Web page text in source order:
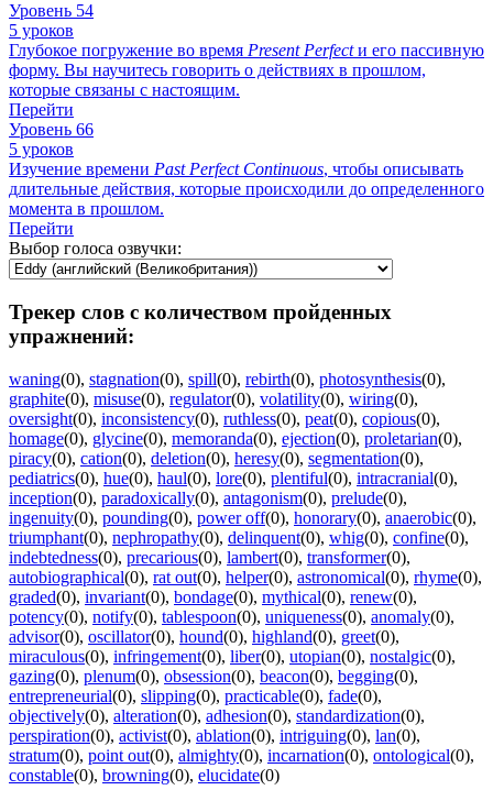
Уровень 54
5 уроков
Глубокое погружение во время Present Perfectи его пассивную
форму. Вы научитесь говорить о действиях в прошлом,
которые связаны с настоящим.
Перейти
Уровень 66
5 уроков
Изучение времени Past Perfect Continuous, чтобы описывать
длительные действия, которые происходили до определенного
момента в прошлом.
Перейти
Выбор голоса озвучки:
Трекер слов с количеством пройденных
упражнений:
waning(0), stagnation(0), spill(0), rebirth(0), photosynthesis(0),
graphite(0), misuse(0), regulator(0), volatility(0), wiring(0),
oversight(0), inconsistency(0), ruthless(0), peat(0), copious(0),
homage(0), glycine(0), memoranda(0), ejection(0), proletarian(0),
piracy(0), cation(0), deletion(0), heresy(0), segmentation(0),
pediatrics(0), hue(0), haul(0), lore(0), plentiful(0), intracranial(0),
inception(0), paradoxically(0), antagonism(0), prelude(0),
ingenuity(0), pounding(0), power off(0), honorary(0), anaerobic(0),
triumphant(0), nephropathy(0), delinquent(0), whig(0), confine(0),
indebtedness(0), precarious(0), lambert(0), transformer(0),
autobiographical(0), rat out(0), helper(0), astronomical(0), rhyme(0),
graded(0), invariant(0), bondage(0), mythical(0), renew(0),
potency(0), notify(0), tablespoon(0), uniqueness(0), anomaly(0),
advisor(0), oscillator(0), hound(0), highland(0), greet(0),
miraculous(0), infringement(0), liber(0), utopian(0), nostalgic(0),
gazing(0), plenum(0), obsession(0), beacon(0), begging(0),
entrepreneurial(0), slipping(0), practicable(0), fade(0),
objectively(0), alteration(0), adhesion(0), standardization(0),
perspiration(0), activist(0), ablation(0), intriguing(0), lan(0),
stratum(0), point out(0), almighty(0), incarnation(0), ontological(0),
constable(0), browning(0), elucidate(0)